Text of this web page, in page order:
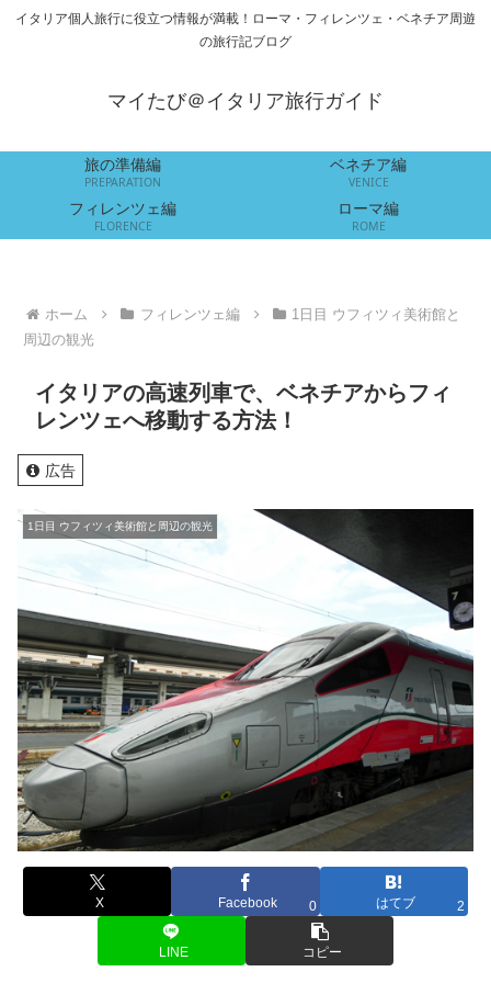
イタリア個人旅行に役立つ情報が満載！ローマ・フィレンツェ・ベネチア周遊
の旅行記ブログ
マイたび＠イタリア旅行ガイド
旅の準備編
PREPARATION
ベネチア編
VENICE
フィレンツェ編
FLORENCE
ローマ編
ROME
ホーム フィレンツェ編
1日目 ウフィツィ美術館と
周辺の観光
イタリアの高速列車で、ベネチアからフィ
レンツェへ移動する方法！
広告
1日目 ウフィツィ美術館と周辺の観光
X Facebook 0 はてブ 2
LINE コピー